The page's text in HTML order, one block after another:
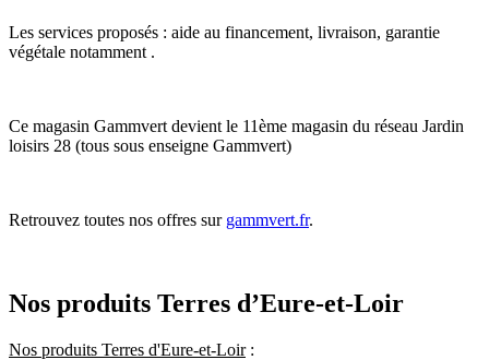
Les services proposés : aide au financement, livraison, garantie
végétale notamment .
Ce magasin Gammvert devient le 11ème magasin du réseau Jardin
loisirs 28 (tous sous enseigne Gammvert)
Retrouvez toutes nos offres sur gammvert.fr.
Nos produits Terres d’Eure-et-Loir
Nos produits Terres d'Eure-et-Loir: